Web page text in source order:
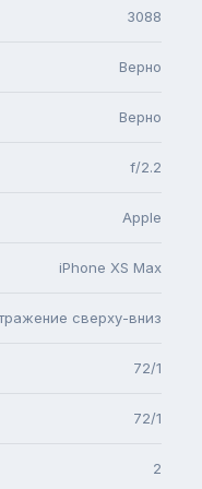
3088
Верно
Верно
f/2.2
Apple
iPhone XS Max
сверху-вниз
72/1
72/1
2